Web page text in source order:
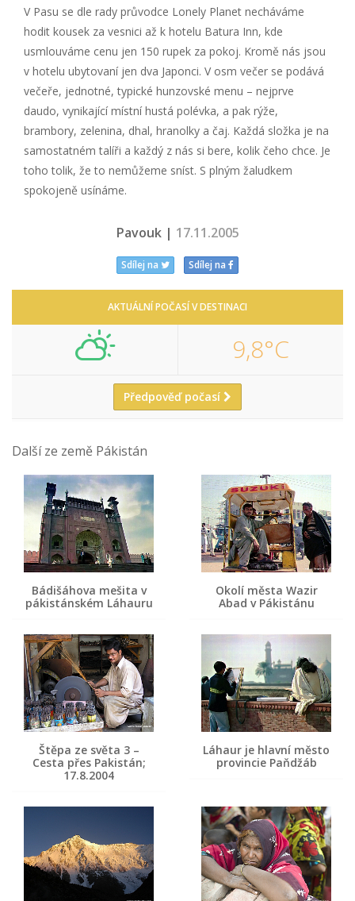
V Pasu se dle rady průvodce Lonely Planet necháváme
hodit kousek za vesnici až k hotelu Batura Inn, kde
usmlouváme cenu jen 150 rupek za pokoj. Kromě nás jsou
v hotelu ubytovaní jen dva Japonci. V osm večer se podává
večeře, jednotné, typické hunzovské menu – nejprve
daudo, vynikající místní hustá polévka, a pak rýže,
brambory, zelenina, dhal, hranolky a čaj. Každá složka je na
samostatném talíři a každý z nás si bere, kolik čeho chce. Je
toho tolik, že to nemůžeme sníst. S plným žaludkem
spokojeně usínáme.
Pavouk | 17.11.2005
Sdílej na Sdílej na
AKTUÁLNÍ POČASÍ V DESTINACI
9,8°C
Předpověď počasí
Další ze země Pákistán
Bádišáhova mešita v
pákistánském Láhauru
Okolí města Wazir
Abad v Pákistánu
Štěpa ze světa 3 –
Cesta přes Pakistán;
17.8.2004
Láhaur je hlavní město
provincie Paňdžáb